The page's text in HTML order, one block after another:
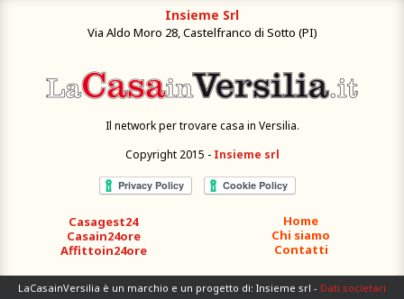
Insieme Srl
Via Aldo Moro 28, Castelfranco di Sotto (PI)
Il network per trovare casa in Versilia.
Copyright 2015 - Insieme srl
Home
Chi siamo
Contatti
Casagest24
Casain24ore
Affittoin24ore
LaCasainVersilia è un marchio e un progetto di: Insieme srl - Dati societari